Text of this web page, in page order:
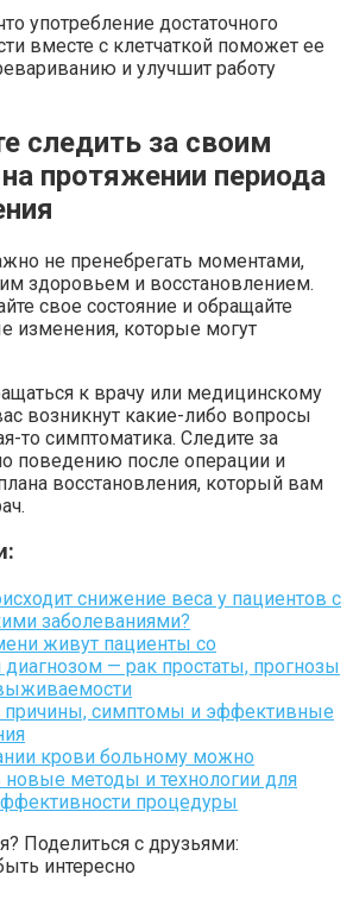
употребление достаточного
вместе с клетчаткой поможет ее
и улучшит работу
следить за своим
протяжении периода
не пренебрегать моментами,
здоровьем и восстановлением.
свое состояние и обращайте
изменения, которые могут
к врачу или медицинскому
возникнут какие-либо вопросы
то симптоматика. Следите за
поведению после операции и
восстановления, который вам
снижение веса у пациентов с
заболеваниями?
живут пациенты со
— рак простаты, прогнозы
причины, симптомы и эффективные
крови больному можно
новые методы и технологии для
процедуры
Поделиться с друзьями:
интересно